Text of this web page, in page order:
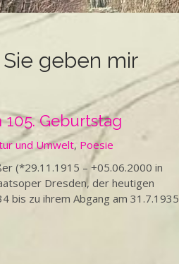
geben mir
Geburtstag
und Umwelt, Poesie
(*29.11.1915 – +05.06.2000 in
Dresden, der heutigen
bis zu ihrem Abgang am 31.7.1935